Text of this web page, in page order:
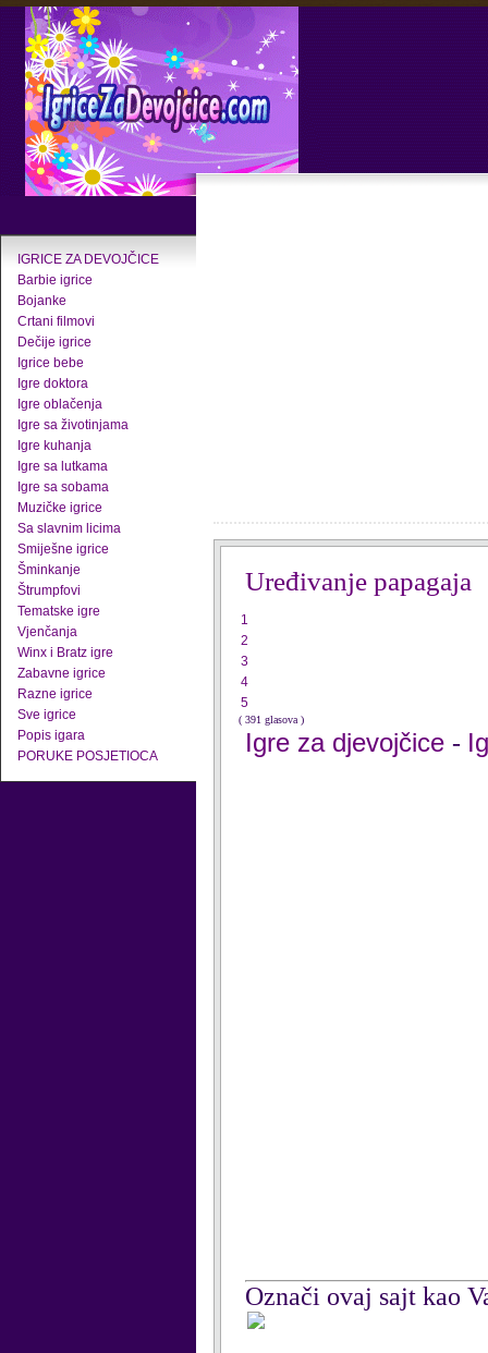
IGRICE ZA DEVOJČICE
Barbie igrice
Bojanke
Crtani filmovi
Dečije igrice
Igrice bebe
Igre doktora
Igre oblačenja
Igre sa životinjama
Igre kuhanja
Igre sa lutkama
Igre sa sobama
Muzičke igrice
Sa slavnim licima
Smiješne igrice
Šminkanje
Štrumpfovi
Tematske igre
Vjenčanja
Winx i Bratz igre
Zabavne igrice
Razne igrice
Sve igrice
Popis igara
PORUKE POSJETIOCA
Uređivanje papagaja
1
2
3
4
5
( 391 glasova )
Igre za djevojčice -
Označi ovaj sajt kao